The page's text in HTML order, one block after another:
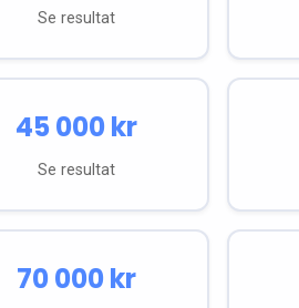
Se resultat
45 000kr
Se resultat
70 000kr